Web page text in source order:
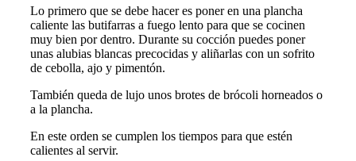
Lo primero que se debe hacer es poner en una plancha
caliente las butifarras a fuego lento para que se cocinen
muy bien por dentro. Durante su cocción puedes poner
unas alubias blancas precocidas y aliñarlas con un sofrito
de cebolla, ajo y pimentón.
También queda de lujo unos brotes de brócoli horneados o
a la plancha.
En este orden se cumplen los tiempos para que estén
calientes al servir.